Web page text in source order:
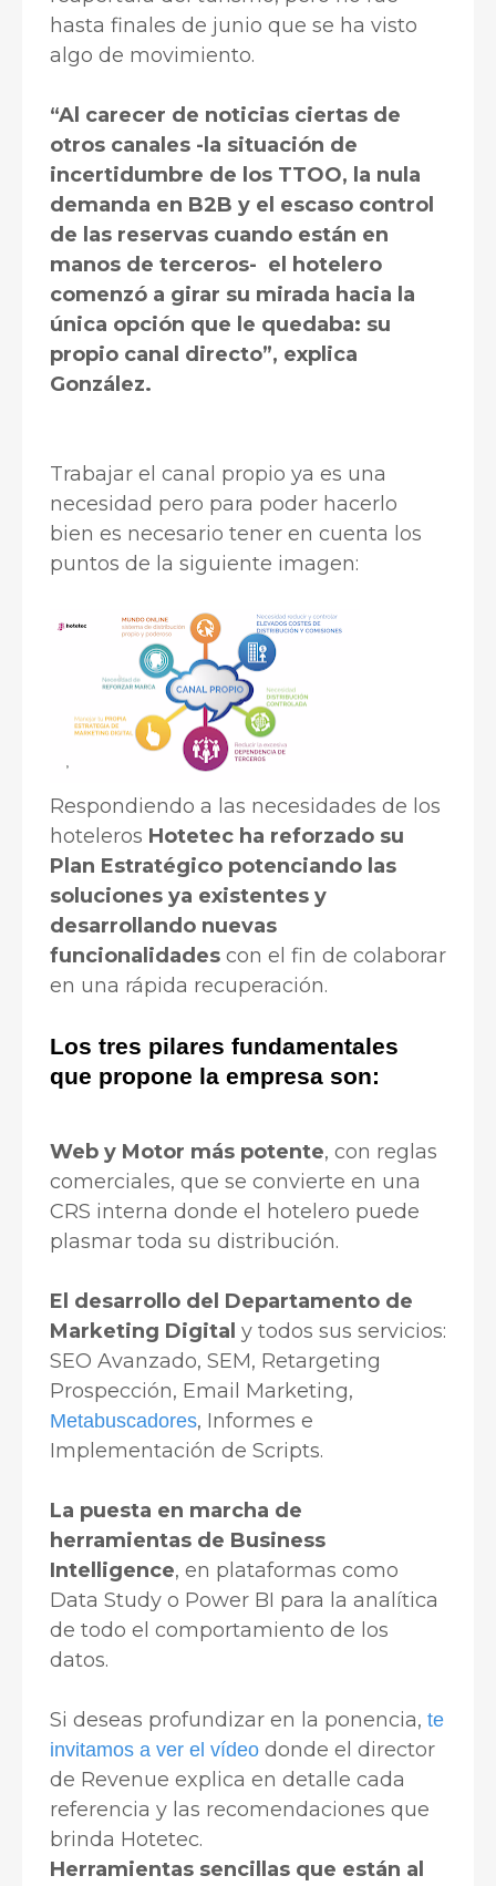
hasta finales de junio que se ha visto
algo de movimiento.
“Al carecer de noticias ciertas de
otros canales -la situación de
incertidumbre de los TTOO, la nula
demanda en B2B y el escaso control
de las reservas cuando están en
manos de terceros- el hotelero
comenzó a girar su mirada hacia la
única opción que le quedaba: su
propio canal directo”, explica
González.
Trabajar el canal propio ya es una
necesidad pero para poder hacerlo
bien es necesario tener en cuenta los
puntos de la siguiente imagen:
Respondiendo a las necesidades de los
hoteleros Hotetec ha reforzado su
Plan Estratégico potenciando las
soluciones ya existentes y
desarrollando nuevas
funcionalidades con el fin de colaborar
en una rápida recuperación.
Los tres pilares fundamentales
que propone la empresa son:
Web y Motor más potente, con reglas
comerciales, que se convierte en una
CRS interna donde el hotelero puede
plasmar toda su distribución.
El desarrollo del Departamento de
Marketing Digital y todos sus servicios:
SEO Avanzado, SEM, Retargeting
Prospección, Email Marketing,
Metabuscadores, Informes e
Implementación de Scripts.
La puesta en marcha de
herramientas de Business
Intelligence, en plataformas como
Data Study o Power BI para la analítica
de todo el comportamiento de los
datos.
Si deseas profundizar en la ponencia, te
invitamos a ver el vídeo donde el director
de Revenue explica en detalle cada
referencia y las recomendaciones que
brinda Hotetec.
Herramientas sencillas que están al